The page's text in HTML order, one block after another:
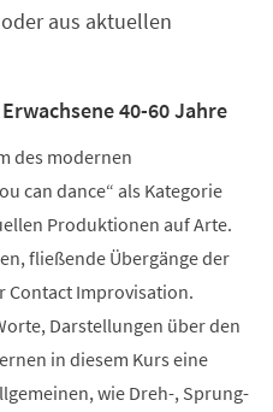
aus aktuellen
40-60 Jahre
des modernen
can dance“ als Kategorie
Produktionen auf Arte.
fließende Übergänge der
Contact Improvisation.
Darstellungen über den
in diesem Kurs eine
wie Dreh-, Sprung-